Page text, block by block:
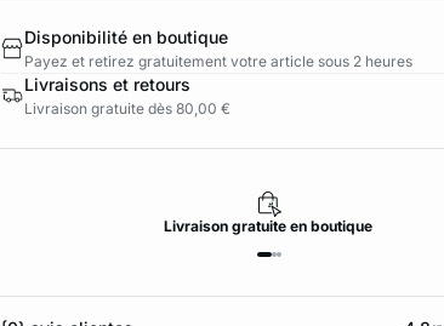
Disponibilité en boutique
Payez et retirez gratuitement votre article sous 2 heures
Livraisons et retours
Livraison gratuite dès 80,00 €
Livraison gratuite en boutique